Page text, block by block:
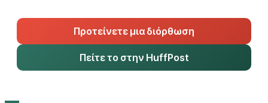
Προτείνετε μια διόρθωση
Πείτε το στην HuffPost